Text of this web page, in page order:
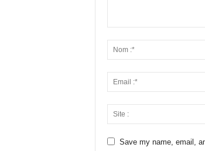
Save my name, email,